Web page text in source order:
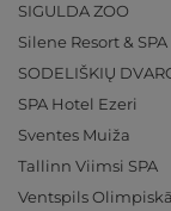
SIGULDA ZOO
Silene Resort & SPA
SODELIŠKIŲ
SPA Hotel Ezeri
Sventes Muiža
Tallinn Viimsi SPA
Ventspils